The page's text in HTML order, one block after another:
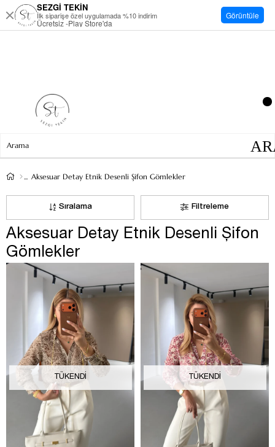
Aksesuar Detay Etnik Desenli Şifon Gömlekler
Filtreleme
Sıralama
Aksesuar Detay Etnik Desenli Şifon
Gömlekler
TÜKENDI TÜKENDI
SEZGİ TEKİN
İlk siparişe özel uygulamada %10 indirim
Ücretsiz -Play Store'da
Görüntüle